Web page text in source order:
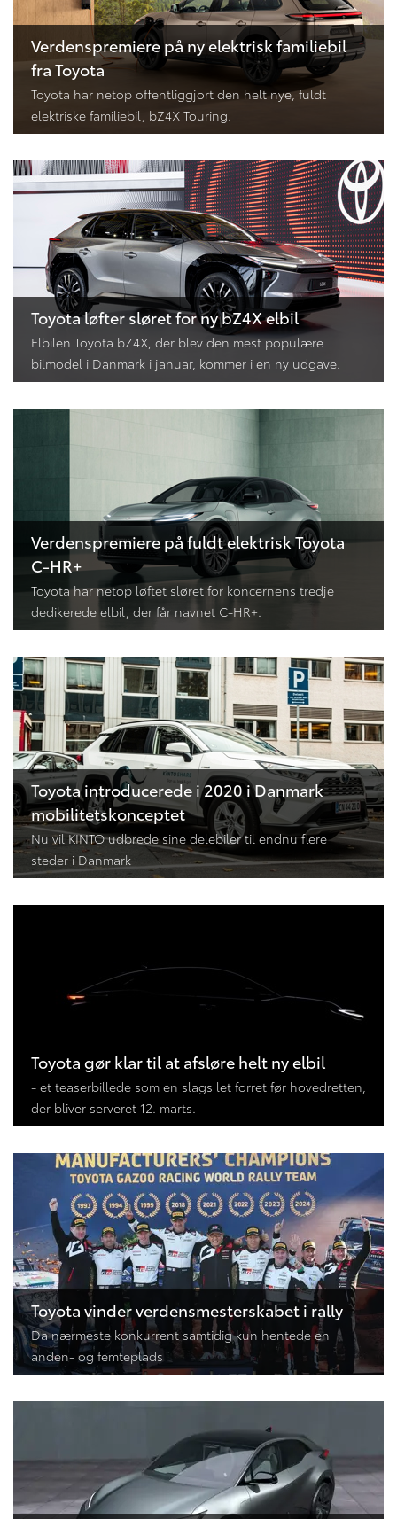
Verdenspremiere på ny elektrisk familiebil
fra Toyota
Toyota har netop offentliggjort den helt nye, fuldt
elektriske familiebil, bZ4X Touring.
Toyota løfter sløret for ny bZ4X elbil
Elbilen Toyota bZ4X, der blev den mest populære
bilmodel i Danmark i januar, kommer i en ny udgave.
Verdenspremiere på fuldt elektrisk Toyota
C-HR+
Toyota har netop løftet sløret for koncernens tredje
dedikerede elbil, der får navnet C-HR+.
Toyota introducerede i 2020 i Danmark
mobilitetskonceptet
Nu vil KINTO udbrede sine delebiler til endnu flere
steder i Danmark
Toyota gør klar til at afsløre helt ny elbil
- et teaserbillede som en slags let forret før hovedretten,
der bliver serveret 12. marts.
Toyota vinder verdensmesterskabet i rally
Da nærmeste konkurrent samtidig kun hentede en
anden- og femteplads